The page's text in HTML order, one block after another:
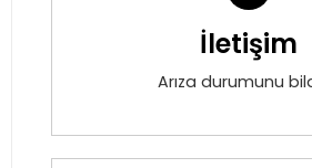
İletişim
Arıza durumunu